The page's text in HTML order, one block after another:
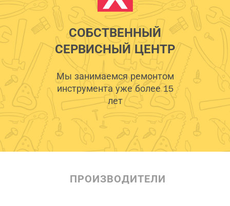
СОБСТВЕННЫЙ
СЕРВИСНЫЙ ЦЕНТР
Мы занимаемся ремонтом
инструмента уже более 15
лет
ПРОИЗВОДИТЕЛИ